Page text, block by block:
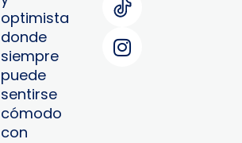
optimista
donde
siempre
puede
sentirse
cómodo
con